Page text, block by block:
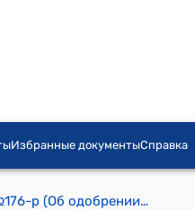
Избранные документыСправка
Распоряжение Правительства КР от 24 апреля 1998 года №176-р (Об одобрении проектов нот Правительства КР и Правительства Японии, касающиеся направления волонтеров из Японии в КР)